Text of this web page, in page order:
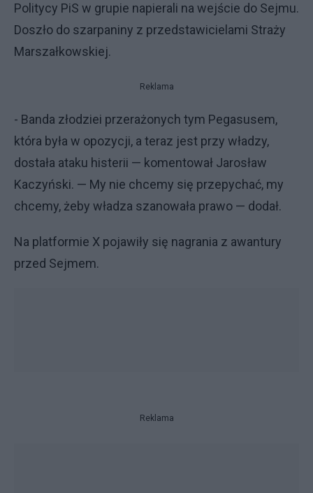
Politycy PiS w grupie napierali na wejście do Sejmu.
Doszło do szarpaniny z przedstawicielami Straży
Marszałkowskiej.
Reklama
- Banda złodziei przerażonych tym Pegasusem,
która była w opozycji, a teraz jest przy władzy,
dostała ataku histerii — komentował Jarosław
Kaczyński. — My nie chcemy się przepychać, my
chcemy, żeby władza szanowała prawo — dodał.
Na platformie X pojawiły się nagrania z awantury
przed Sejmem.
Reklama